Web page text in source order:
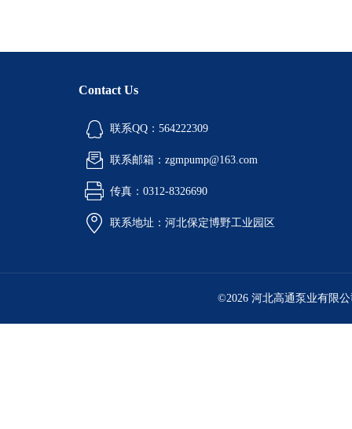
Contact Us
联系QQ：564222309
联系邮箱：zgmpump@163.com
传真：0312-8326690
联系地址：河北保定博野工业园区
©2026 河北高通泵业有限